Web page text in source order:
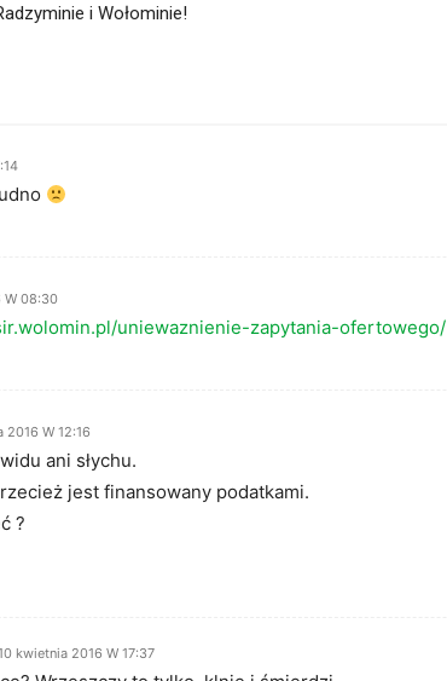
i Wołominie!
W 08:30
uniewaznienie-zapytania-ofertowego/
2016 W 12:16
ani słychu.
jest finansowany podatkami.
?
kwietnia 2016 W 17:37